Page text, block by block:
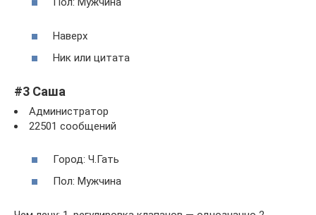
Наверх
Ник или цитата
#3 Саша
Администратор
22501 сообщений
Город: Ч.Гать
Пол: Мужчина